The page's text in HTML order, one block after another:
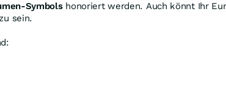
Symbolshonoriert werden. Auch könnt Ihr
sein.